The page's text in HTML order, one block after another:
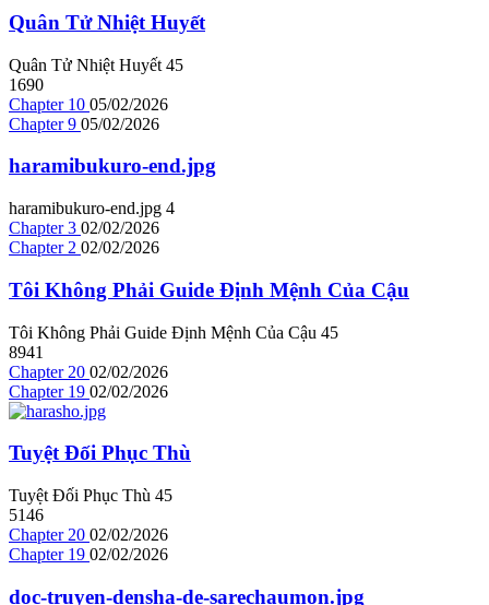
Quân Tử Nhiệt Huyết
Quân Tử Nhiệt Huyết 45
1690
Chapter 10 05/02/2026
Chapter 9 05/02/2026
haramibukuro-end.jpg
haramibukuro-end.jpg 4
Chapter 3 02/02/2026
Chapter 2 02/02/2026
Tôi Không Phải Guide Định Mệnh Của Cậu
Tôi Không Phải Guide Định Mệnh Của Cậu 45
8941
Chapter 20 02/02/2026
Chapter 19 02/02/2026
Tuyệt Đối Phục Thù
Tuyệt Đối Phục Thù 45
5146
Chapter 20 02/02/2026
Chapter 19 02/02/2026
doc-truyen-densha-de-sarechaumon.jpg